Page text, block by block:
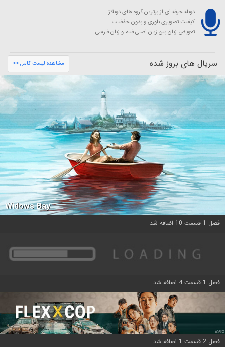
دوبله حرفه ای از برترین گروه های دوبلاژ
کیفیت تصویری بلوری و بدون حذفیات
تعویض زبان بین زبان اصلی فیلم و زبان فارسی
سریال های بروز شده مشاهده لیست کامل >>
Widows Bay
فصل 1 قسمت 10 اضافه شد
فصل 1 قسمت 4 اضافه شد
فصل 2 قسمت 1 اضافه شد